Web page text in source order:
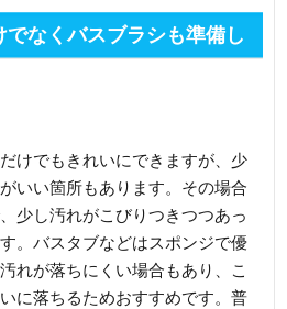
なくバスブラシも準備し
けでもきれいにできますが、少
いい箇所もあります。その場合
少し汚れがこびりつきつつあっ
。バスタブなどはスポンジで優
れが落ちにくい場合もあり、こ
に落ちるためおすすめです。普